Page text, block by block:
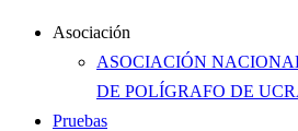
Asociación
ASOCIACIÓN
DE POLÍGRAFO DE
Pruebas